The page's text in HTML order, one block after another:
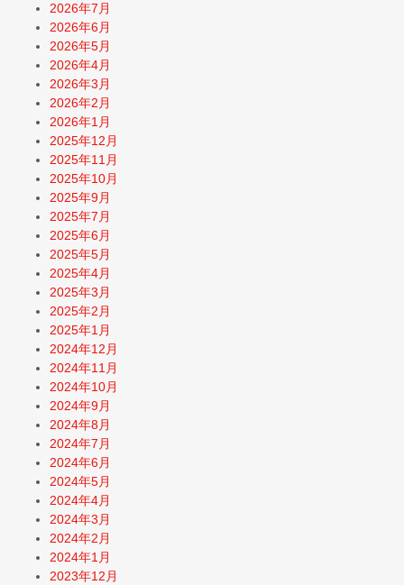
2026年7月
2026年6月
2026年5月
2026年4月
2026年3月
2026年2月
2026年1月
2025年12月
2025年11月
2025年10月
2025年9月
2025年7月
2025年6月
2025年5月
2025年4月
2025年3月
2025年2月
2025年1月
2024年12月
2024年11月
2024年10月
2024年9月
2024年8月
2024年7月
2024年6月
2024年5月
2024年4月
2024年3月
2024年2月
2024年1月
2023年12月